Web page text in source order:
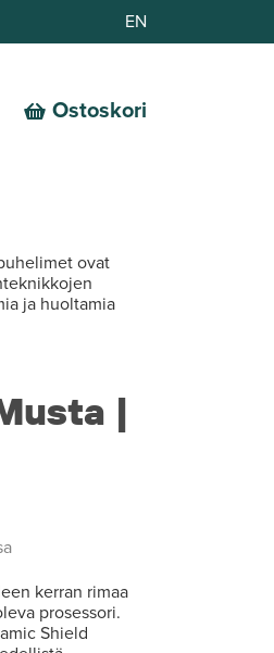
EN
Ostoskori
ovat
ja huoltamia
|
kerran rimaa
prosessori.
Shield